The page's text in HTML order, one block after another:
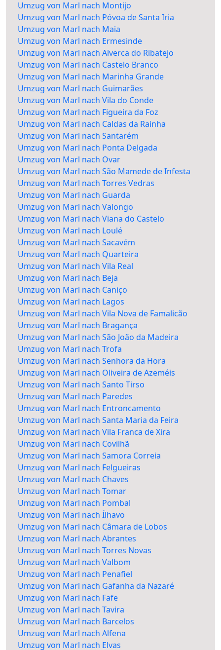
Umzug von Marl nach Montijo
Umzug von Marl nach Póvoa de Santa Iria
Umzug von Marl nach Maia
Umzug von Marl nach Ermesinde
Umzug von Marl nach Alverca do Ribatejo
Umzug von Marl nach Castelo Branco
Umzug von Marl nach Marinha Grande
Umzug von Marl nach Guimarães
Umzug von Marl nach Vila do Conde
Umzug von Marl nach Figueira da Foz
Umzug von Marl nach Caldas da Rainha
Umzug von Marl nach Santarém
Umzug von Marl nach Ponta Delgada
Umzug von Marl nach Ovar
Umzug von Marl nach São Mamede de Infesta
Umzug von Marl nach Torres Vedras
Umzug von Marl nach Guarda
Umzug von Marl nach Valongo
Umzug von Marl nach Viana do Castelo
Umzug von Marl nach Loulé
Umzug von Marl nach Sacavém
Umzug von Marl nach Quarteira
Umzug von Marl nach Vila Real
Umzug von Marl nach Beja
Umzug von Marl nach Caniço
Umzug von Marl nach Lagos
Umzug von Marl nach Vila Nova de Famalicão
Umzug von Marl nach Bragança
Umzug von Marl nach São João da Madeira
Umzug von Marl nach Trofa
Umzug von Marl nach Senhora da Hora
Umzug von Marl nach Oliveira de Azeméis
Umzug von Marl nach Santo Tirso
Umzug von Marl nach Paredes
Umzug von Marl nach Entroncamento
Umzug von Marl nach Santa Maria da Feira
Umzug von Marl nach Vila Franca de Xira
Umzug von Marl nach Covilhã
Umzug von Marl nach Samora Correia
Umzug von Marl nach Felgueiras
Umzug von Marl nach Chaves
Umzug von Marl nach Tomar
Umzug von Marl nach Pombal
Umzug von Marl nach Ílhavo
Umzug von Marl nach Câmara de Lobos
Umzug von Marl nach Abrantes
Umzug von Marl nach Torres Novas
Umzug von Marl nach Valbom
Umzug von Marl nach Penafiel
Umzug von Marl nach Gafanha da Nazaré
Umzug von Marl nach Fafe
Umzug von Marl nach Tavira
Umzug von Marl nach Barcelos
Umzug von Marl nach Alfena
Umzug von Marl nach Elvas